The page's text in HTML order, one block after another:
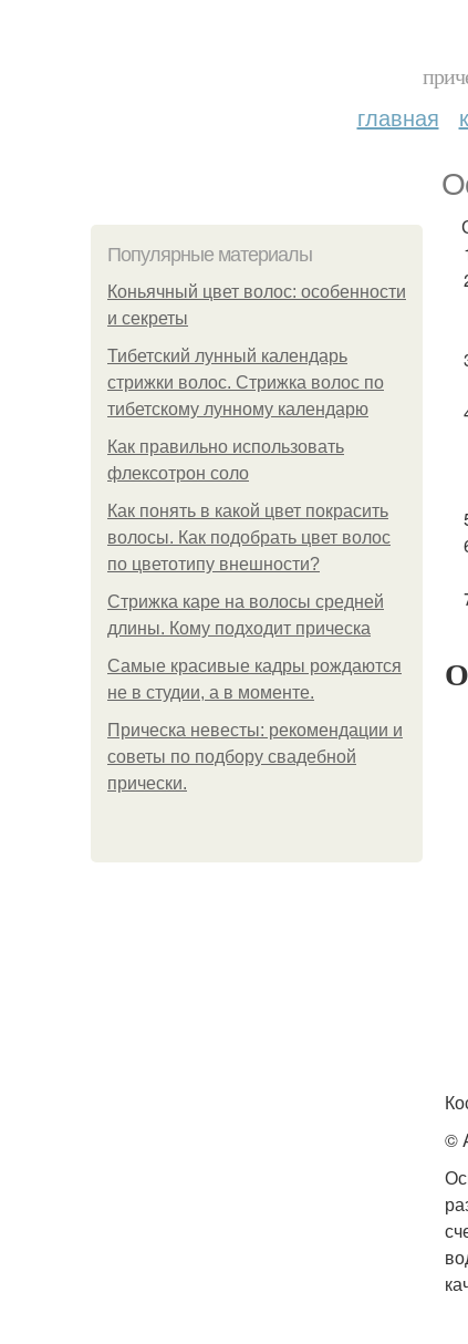
главная
Популярные материалы
Коньячный цвет волос: особенности
и секреты
Тибетский лунный календарь
стрижки волос. Стрижка волос по
тибетскому лунному календарю
Как правильно использовать
флексотрон соло
Как понять в какой цвет покрасить
волосы. Как подобрать цвет волос
по цветотипу внешности?
Стрижка каре на волосы средней
длины. Кому подходит прическа
Самые красивые кадры рождаются
не в студии, а в моменте.
Прическа невесты: рекомендации и
советы по подбору свадебной
прически.
©